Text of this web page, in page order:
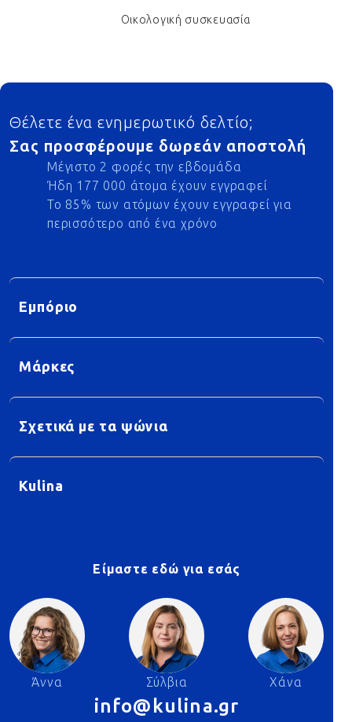
Οικολογική συσκευασία
Footer
Θέλετε ένα ενημερωτικό δελτίο;
Σας προσφέρουμε δωρεάν αποστολή
Μέγιστο 2 φορές την εβδομάδα
Ήδη 177 000 άτομα έχουν εγγραφεί
Το 85% των ατόμων έχουν εγγραφεί για
περισσότερο από ένα χρόνο
Εμπόριο
Μάρκες
Σχετικά με τα ψώνια
Kulina
Είμαστε εδώ για εσάς
Άννα Σύλβια Χάνα
info@kulina.gr